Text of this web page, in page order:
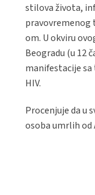
stilova života,
pravovremenog
om. U okviru
Beogradu (u 12
manifestacije
HIV.
Procenjuje da u
osoba umrlih od